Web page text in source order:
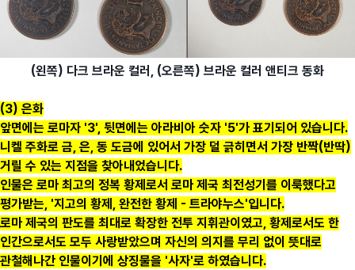
(왼쪽) 다크 브라운 컬러, (오른쪽) 브라운 컬러 앤티크 동화
(3) 은화
앞면에는 로마자 '3', 뒷면에는 아라비아 숫자 '5'가 표기되어 있습니다.
니켈 주화로 금, 은, 동 도금에 있어서 가장 덜 긁히면서 가장 반짝(반딱)
거릴 수 있는 지점을 찾아내었습니다.
인물은 로마 최고의 정복 황제로서 로마 제국 최전성기를 이룩했다고
평가받는, '지고의 황제, 완전한 황제 - 트라야누스'입니다.
로마 제국의 판도를 최대로 확장한 전투 지휘관이였고, 황제로서도 한
인간으로서도 모두 사랑받았으며 자신의 의지를 무리 없이 뜻대로
관철해나간 인물이기에 상징물을 '사자'로 하였습니다.